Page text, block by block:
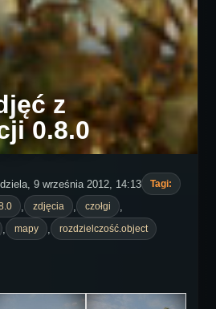
z
0.8.0
9 września 2012, 14:13
Tagi:
zdjęcia czołgi
mapy rozdzielczość.object